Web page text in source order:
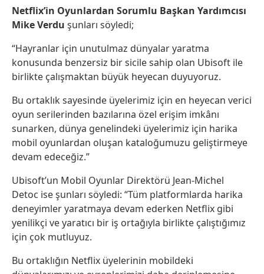
Netflix’in Oyunlardan Sorumlu Başkan Yardımcısı
Mike Verdu şunları söyledi;
“Hayranlar için unutulmaz dünyalar yaratma
konusunda benzersiz bir sicile sahip olan Ubisoft ile
birlikte çalışmaktan büyük heyecan duyuyoruz.
Bu ortaklık sayesinde üyelerimiz için en heyecan verici
oyun serilerinden bazılarına özel erişim imkânı
sunarken, dünya genelindeki üyelerimiz için harika
mobil oyunlardan oluşan kataloğumuzu geliştirmeye
devam edeceğiz.”
Ubisoft’un Mobil Oyunlar Direktörü Jean-Michel
Detoc ise şunları söyledi: “Tüm platformlarda harika
deneyimler yaratmaya devam ederken Netflix gibi
yenilikçi ve yaratıcı bir iş ortağıyla birlikte çalıştığımız
için çok mutluyuz.
Bu ortaklığın Netflix üyelerinin mobildeki